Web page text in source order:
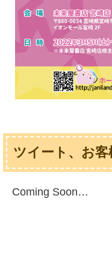
ツイート、お客
Coming Soon…